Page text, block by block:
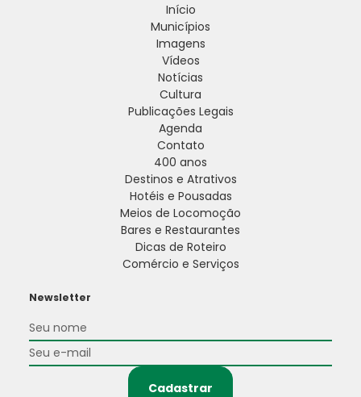
Início
Municípios
Imagens
Vídeos
Notícias
Cultura
Publicações Legais
Agenda
Contato
400 anos
Destinos e Atrativos
Hotéis e Pousadas
Meios de Locomoção
Bares e Restaurantes
Dicas de Roteiro
Comércio e Serviços
Newsletter
Cadastrar